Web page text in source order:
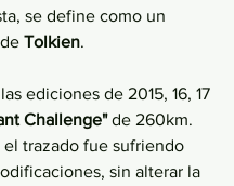
se define como un
Tolkien.
ediciones de 2015, 16, 17
Challenge" de 260km.
el trazado fue sufriendo
sin alterar la